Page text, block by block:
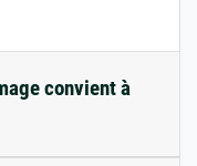
convient à